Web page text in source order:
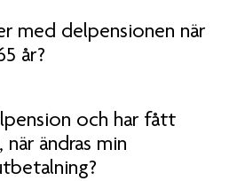
med delpensionen när
år?
och har fått
ändras min